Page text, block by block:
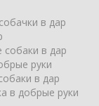
в дар
собаки в дар
руки
в дар
в добрые руки